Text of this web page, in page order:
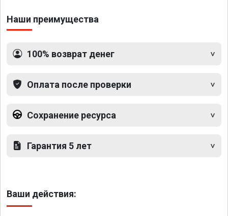
Наши преимущества
100% возврат денег
Оплата после проверки
Сохранение ресурса
Гарантия 5 лет
Ваши действия: